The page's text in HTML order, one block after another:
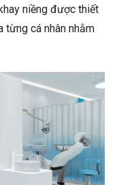
niềng được thiết
từng cá nhân nhằm